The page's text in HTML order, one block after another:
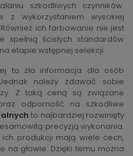
szkodliwych czynników.
z wykorzystaniem wysokiej
ich farbowanie nie jest
spełnią ścisłych standardów
etapie wstępnej selekcji.
to zła informacja dla osób
należy zdawać sobie
Z taką ceną są związane
odporność na szkodliwe
to najbardziej rozwinięty
precyzją wykonania.
ich produkcji mają wiele cech,
głowie. Dzięki temu można